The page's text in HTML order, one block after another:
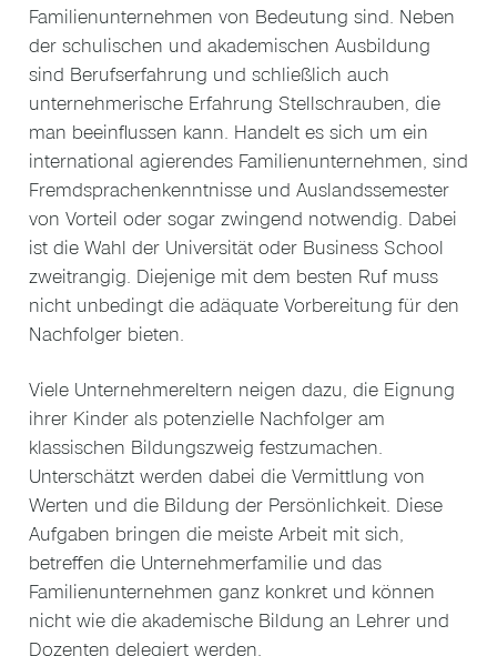
Familienunternehmen von Bedeutung sind. Neben
der schulischen und akademischen Ausbildung
sind Berufserfahrung und schließlich auch
unternehmerische Erfahrung Stellschrauben, die
man beeinflussen kann. Handelt es sich um ein
international agierendes Familienunternehmen, sind
Fremdsprachenkenntnisse und Auslandssemester
von Vorteil oder sogar zwingend notwendig. Dabei
ist die Wahl der Universität oder Business School
zweitrangig. Diejenige mit dem besten Ruf muss
nicht unbedingt die adäquate Vorbereitung für den
Nachfolger bieten.
Viele Unternehmereltern neigen dazu, die Eignung
ihrer Kinder als potenzielle Nachfolger am
klassischen Bildungszweig festzumachen.
Unterschätzt werden dabei die Vermittlung von
Werten und die Bildung der Persönlichkeit. Diese
Aufgaben bringen die meiste Arbeit mit sich,
betreffen die Unternehmerfamilie und das
Familienunternehmen ganz konkret und können
nicht wie die akademische Bildung an Lehrer und
Dozenten delegiert werden.